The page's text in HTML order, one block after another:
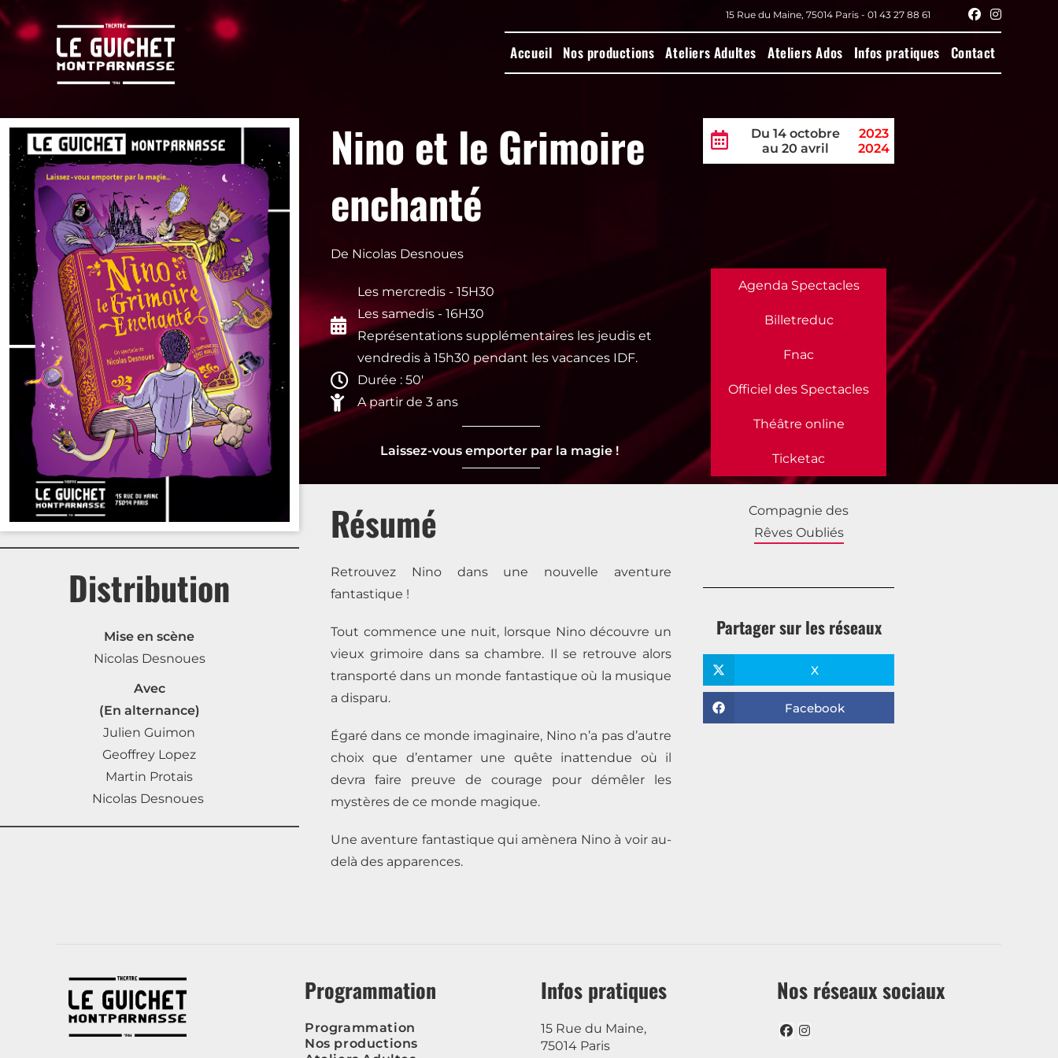
15 Rue du Maine, 75014 Paris - 01 43 27 88 61
Accueil Nos productions Ateliers Adultes Ateliers Ados Infos pratiques Contact
Nino et le Grimoire
enchanté
De Nicolas Desnoues
Les mercredis - 15H30
Les samedis - 16H30
Représentations supplémentaires les jeudis et
vendredis à 15h30 pendant les vacances IDF.
Durée : 50'
A partir de 3 ans
Laissez-vous emporter par la magie !
Du 14 octobre
au 20 avril
2023
2024
Agenda Spectacles
Billetreduc
Fnac
Officiel des Spectacles
Théâtre online
Ticketac
Distribution
Mise en scène
Nicolas Desnoues
Avec
(En alternance)
Julien Guimon
Geoffrey Lopez
Martin Protais
Nicolas Desnoues
Résumé
Retrouvez Nino dans une nouvelle aventure
fantastique !
Tout commence une nuit, lorsque Nino découvre un
vieux grimoire dans sa chambre. Il se retrouve alors
transporté dans un monde fantastique où la musique
a disparu.
Égaré dans ce monde imaginaire, Nino n’a pas d’autre
choix que d’entamer une quête inattendue où il
devra faire preuve de courage pour démêler les
mystères de ce monde magique.
Une aventure fantastique qui amènera Nino à voir au-
delà des apparences.
Compagnie des
Rêves Oubliés
Partager sur les réseaux
X
Facebook
Programmation
Programmation
Nos productions
Infos pratiques
15 Rue du Maine,
75014 Paris
Nos réseaux sociaux